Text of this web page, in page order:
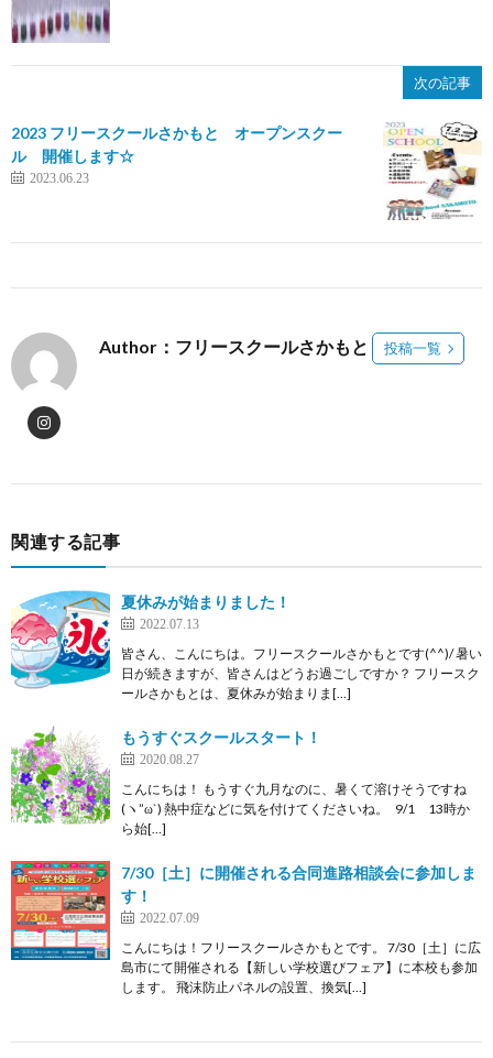
次の記事
2023 フリースクールさかもと オープンスクー
ル 開催します☆
2023.06.23
Author：フリースクールさかもと 投稿一覧
関連する記事
夏休みが始まりました！
2022.07.13
皆さん、こんにちは。フリースクールさかもとです(^^)/ 暑い
日が続きますが、皆さんはどうお過ごしですか？ フリースク
ールさかもとは、夏休みが始まりま[…]
もうすぐスクールスタート！
2020.08.27
こんにちは！ もうすぐ九月なのに、暑くて溶けそうですね
(ヽ”ω`) 熱中症などに気を付けてくださいね。 9/1 13時か
ら始[…]
7/30［土］に開催される合同進路相談会に参加しま
す！
2022.07.09
こんにちは！フリースクールさかもとです。 7/30［土］に広
島市にて開催される【新しい学校選びフェア】に本校も参加
します。 飛沫防止パネルの設置、換気[…]